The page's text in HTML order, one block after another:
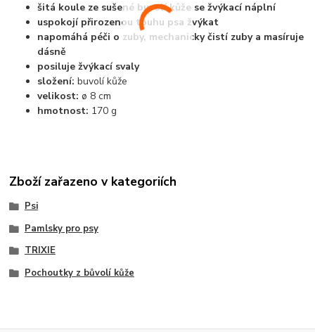
šitá koule ze sušené buvolí kůže se žvýkací náplní
uspokojí přirozenou touhu psa žvýkat
napomáhá péči o zuby, mechanicky čistí zuby a masíruje
dásně
posiluje žvýkací svaly
složení: buvolí kůže
velikost:ø 8 cm
hmotnost: 170 g
Zboží zařazeno v kategoriích
Psi
Pamlsky pro psy
TRIXIE
Pochoutky z bůvolí kůže